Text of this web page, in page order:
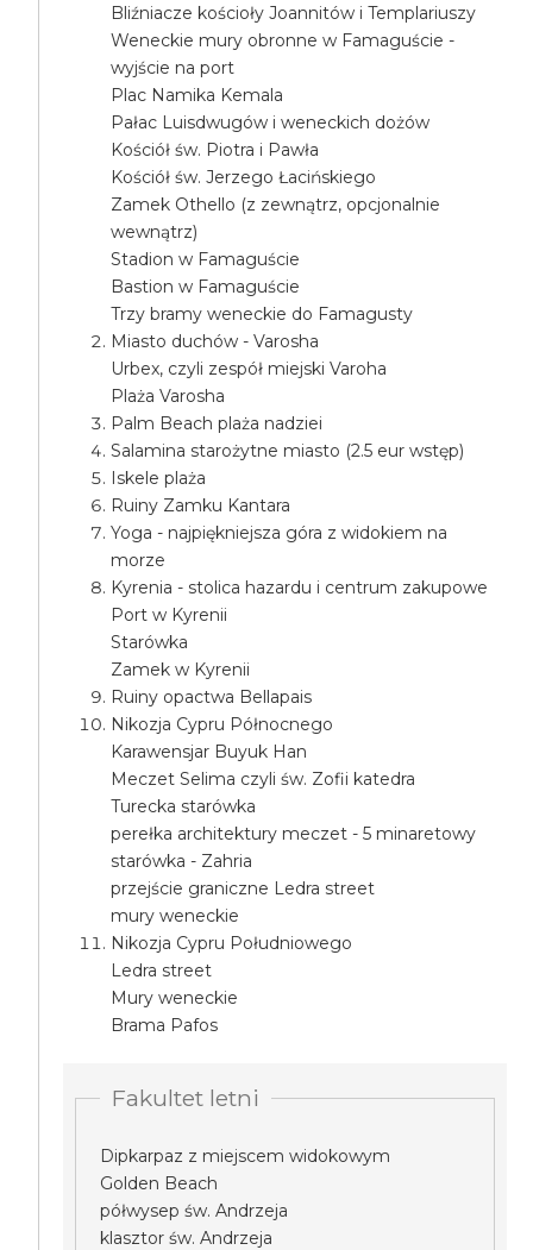
Bliźniacze kościoły Joannitów i Templariuszy
Weneckie mury obronne w Famaguście -
wyjście na port
Plac Namika Kemala
Pałac Luisdwugów i weneckich dożów
Kościół św. Piotra i Pawła
Kościół św. Jerzego Łacińskiego
Zamek Othello (z zewnątrz, opcjonalnie
wewnątrz)
Stadion w Famaguście
Bastion w Famaguście
Trzy bramy weneckie do Famagusty
Miasto duchów - Varosha
Urbex, czyli zespół miejski Varoha
Plaża Varosha
Palm Beach plaża nadziei
Salamina starożytne miasto (2.5 eur wstęp)
Iskele plaża
Ruiny Zamku Kantara
Yoga - najpiękniejsza góra z widokiem na
morze
Kyrenia - stolica hazardu i centrum zakupowe
Port w Kyrenii
Starówka
Zamek w Kyrenii
Ruiny opactwa Bellapais
Nikozja Cypru Północnego
Karawensjar Buyuk Han
Meczet Selima czyli św. Zofii katedra
Turecka starówka
perełka architektury meczet - 5 minaretowy
starówka - Zahria
przejście graniczne Ledra street
mury weneckie
Nikozja Cypru Południowego
Ledra street
Mury weneckie
Brama Pafos
Fakultet letni
Dipkarpaz z miejscem widokowym
Golden Beach
półwysep św. Andrzeja
klasztor św. Andrzeja